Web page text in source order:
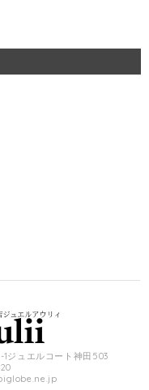
ジュエルコート神田503